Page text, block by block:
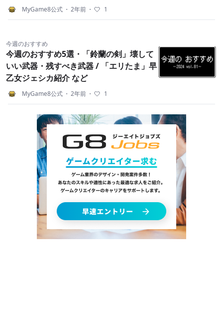
MyGame8公式 ・ 2年前 ・ 1
今週のおすすめ
今週のおすすめ5選・「鈴蘭の剣」壊して
いい武器・残すべき武器 / 「エリたま」早
乙女ジェシカ紹介 など
MyGame8公式 ・ 2年前 ・ 1